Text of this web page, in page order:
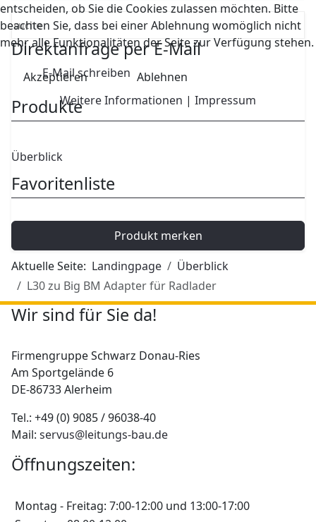
Direktanfrage per E-Mail
E-Mail schreiben
Produkte
Überblick
Favoritenliste
Produkt merken
Aktuelle Seite: Landingpage
Überblick
L30 zu Big BM Adapter für Radlader
Wir sind für Sie da!
Firmengruppe Schwarz Donau-Ries
Am Sportgelände 6
DE-86733 Alerheim
Tel.: +49 (0) 9085 / 96038-40
Mail:servus@leitungs-bau.de
Öffnungszeiten:
Montag - Freitag: 7:00-12:00 und 13:00-17:00
entscheiden, ob Sie die Cookies zulassen möchten. Bitte
beachten Sie, dass bei einer Ablehnung womöglich nicht
mehr alle Funktionalitäten der Seite zur Verfügung stehen.
Akzeptieren
Ablehnen
Weitere Informationen | Impressum